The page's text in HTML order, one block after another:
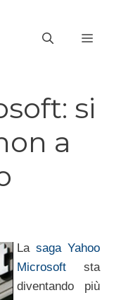
si
a
La saga Yahoo
Microsoft sta
diventando più